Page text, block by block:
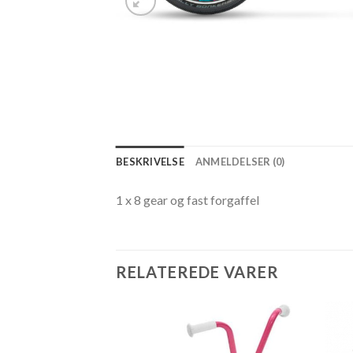
BESKRIVELSE ANMELDELSER (0)
1 x 8 gear og fast forgaffel
RELATEREDE VARER